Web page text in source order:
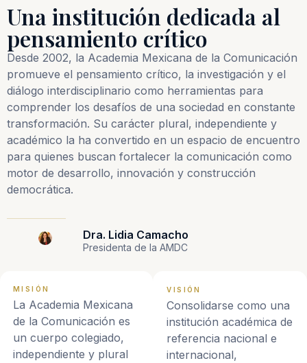
Una institución dedicada al
pensamiento crítico
Desde 2002, la Academia Mexicana de la Comunicación
promueve el pensamiento crítico, la investigación y el
diálogo interdisciplinario como herramientas para
comprender los desafíos de una sociedad en constante
transformación. Su carácter plural, independiente y
académico la ha convertido en un espacio de encuentro
para quienes buscan fortalecer la comunicación como
motor de desarrollo, innovación y construcción
democrática.
Dra. Lidia Camacho
Presidenta de la AMDC
MISIÓN
La Academia Mexicana
de la Comunicación es
un cuerpo colegiado,
independiente y plural
VISIÓN
Consolidarse como una
institución académica de
referencia nacional e
internacional,